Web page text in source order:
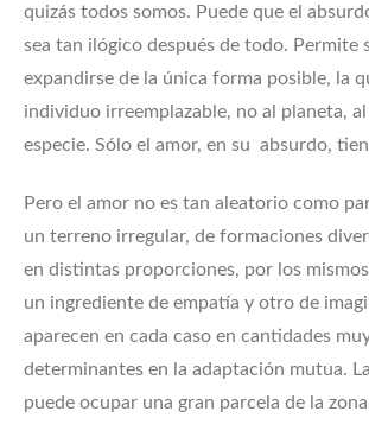
quizás todos somos. Puede que el
sea tan ilógico después de todo. Permite
expandirse de la única forma posible, la
individuo irreemplazable, no al planeta,
especie. Sólo el amor, en su absurdo,
Pero el amor no es tan aleatorio como
un terreno irregular, de formaciones
en distintas proporciones, por los
un ingrediente de empatía y otro de
aparecen en cada caso en cantidades
determinantes en la adaptación mutua.
puede ocupar una gran parcela de la